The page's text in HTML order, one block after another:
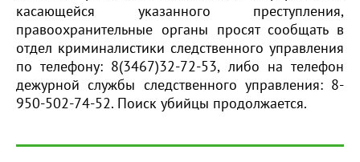
касающейся указанного преступления,
правоохранительные органы просят сообщать в
отдел криминалистики следственного управления
по телефону: 8(3467)32-72-53, либо на телефон
дежурной службы следственного управления: 8-
950-502-74-52. Поиск убийцы продолжается.